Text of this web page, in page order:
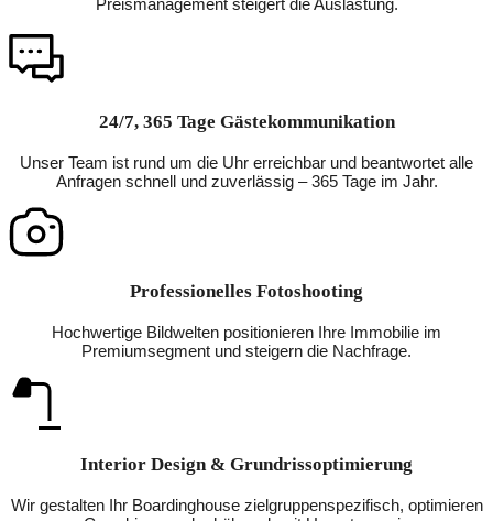
Preismanagement steigert die Auslastung.
24/7, 365 Tage Gästekommunikation
Unser Team ist rund um die Uhr erreichbar und beantwortet alle
Anfragen schnell und zuverlässig – 365 Tage im Jahr.
Professionelles Fotoshooting
Hochwertige Bildwelten positionieren Ihre Immobilie im
Premiumsegment und steigern die Nachfrage.
Interior Design & Grundrissoptimierung
Wir gestalten Ihr Boardinghouse zielgruppenspezifisch, optimieren